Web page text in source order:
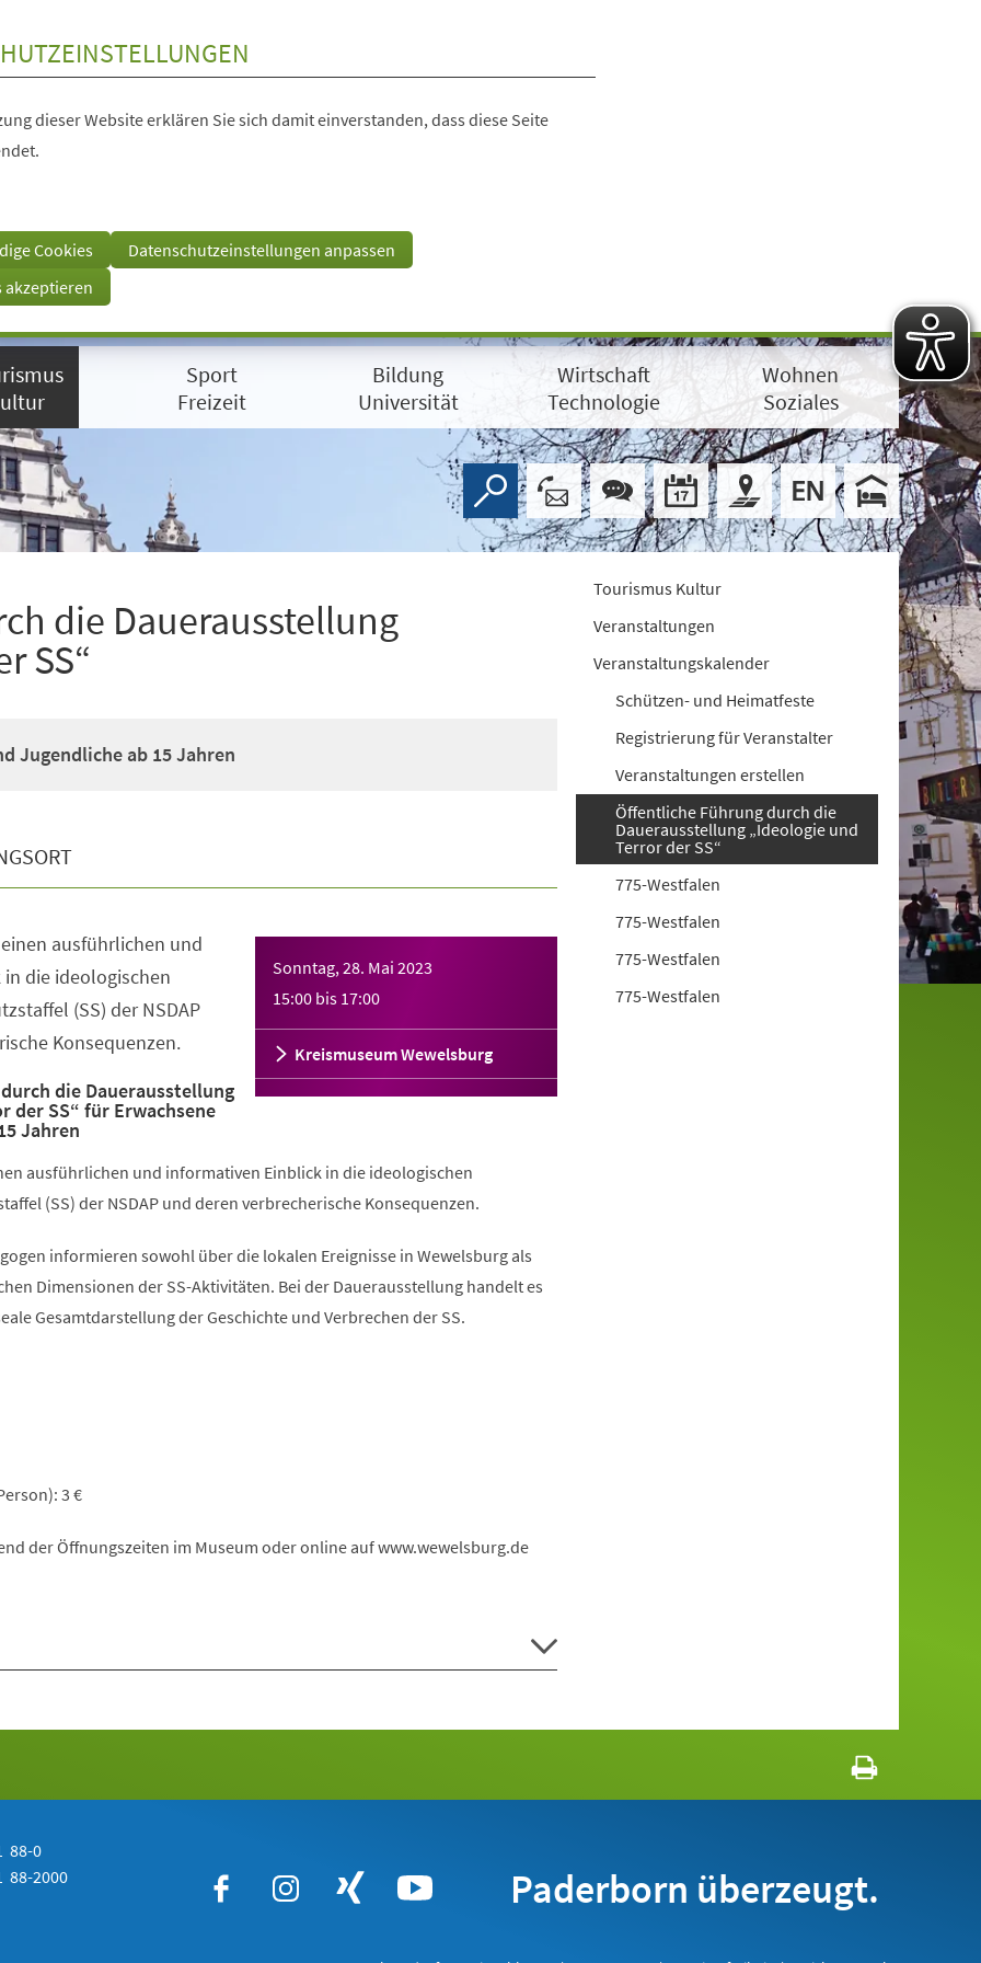
dieser Website erklären Sie sich damit einverstanden, dass diese Seite
Cookies
Datenschutzeinstellungen anpassen
akzeptieren
Sport
Freizeit
Bildung
Universität
Wirtschaft
Technologie
Wohnen
Soziales
die Dauerausstellung
SS“
Jugendliche ab 15 Jahren
Sonntag, 28. Mai 2023
15:00 bis 17:00
Kreismuseum Wewelsburg
ausführlichen und
die ideologischen
(SS) der NSDAP
Konsequenzen.
die Dauerausstellung
der SS“ für Erwachsene
Jahren
ausführlichen und informativen Einblick in die ideologischen
(SS) der NSDAP und deren verbrecherische Konsequenzen.
informieren sowohl über die lokalen Ereignisse in Wewelsburg als
Dimensionen der SS-Aktivitäten. Bei der Dauerausstellung handelt es
Gesamtdarstellung der Geschichte und Verbrechen der SS.
3 €
der Öffnungszeiten im Museum oder online auf www.wewelsburg.de
Tourismus Kultur
Veranstaltungen
Veranstaltungskalender
Schützen- und Heimatfeste
Registrierung für Veranstalter
Veranstaltungen erstellen
Öffentliche Führung durch die
Dauerausstellung „Ideologie und
Terror der SS“
775-Westfalen
775-Westfalen
775-Westfalen
775-Westfalen
88-0
88-2000 Paderborn überzeugt.